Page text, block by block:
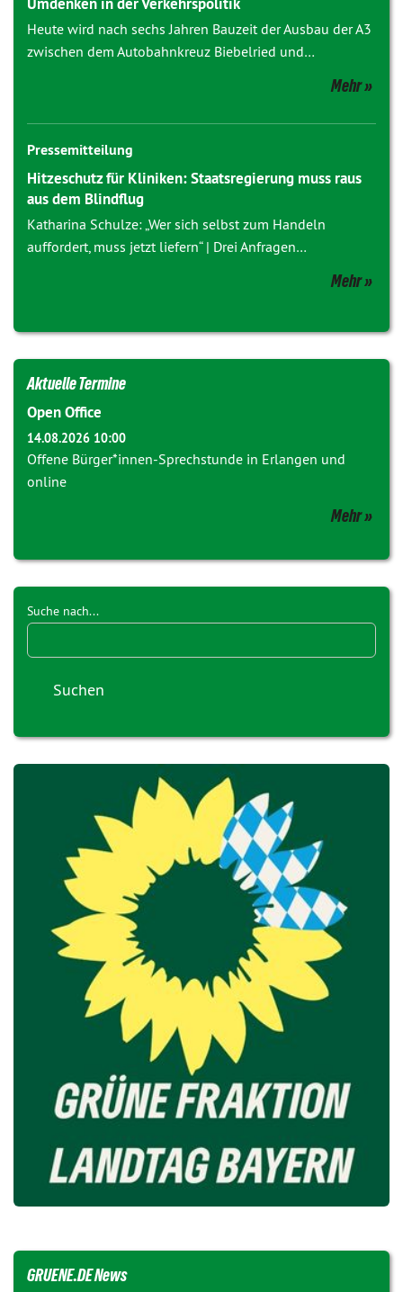
Heute wird nach sechs Jahren Bauzeit der Ausbau der A3
zwischen dem Autobahnkreuz Biebelried und…
Mehr
Pressemitteilung
Hitzeschutz für Kliniken: Staatsregierung muss raus
aus dem Blindflug
Katharina Schulze: „Wer sich selbst zum Handeln
auffordert, muss jetzt liefern“ | Drei Anfragen…
Mehr
Aktuelle Termine
Open Office
14.08.2026 10:00
Offene Bürger*innen-Sprechstunde in Erlangen und
online
Mehr
Suche nach...
GRUENE.DE News